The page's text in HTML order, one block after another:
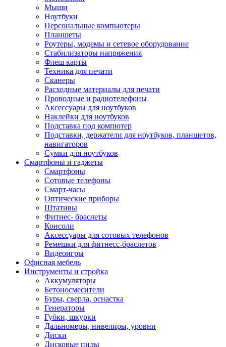
Мыши
Ноутбуки
Персональные компьютеры
Планшеты
Роутеры, модемы и сетевое оборудование
Стабилизаторы напряжения
Флеш карты
Техника для печати
Сканеры
Расходные материалы для печати
Проводные и радиотелефоны
Аксессуары для ноутбуков
Наклейки для ноутбуков
Подставка под компютер
Подставки, держатели для ноутбуков, планшетов,
навигаторов
Сумки для ноутбуков
Смартфоны и гаджеты
Смартфоны
Сотовые телефоны
Смарт-часы
Оптические приборы
Штативы
Фитнес- браслеты
Консоли
Аксессуары для сотовых телефонов
Ремешки для фитнесс-браслетов
Видеоигры
Офисная мебель
Инструменты и стройка
Аккумуляторы
Бетоносмесители
Буры, сверла, оснастка
Генераторы
Губки, шкурки
Дальномеры, нивелиры, уровни
Диски
Дисковые пилы